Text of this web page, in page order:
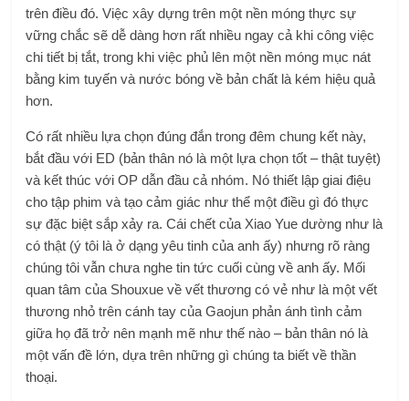
trên điều đó. Việc xây dựng trên một nền móng thực sự
vững chắc sẽ dễ dàng hơn rất nhiều ngay cả khi công việc
chi tiết bị tắt, trong khi việc phủ lên một nền móng mục nát
bằng kim tuyến và nước bóng về bản chất là kém hiệu quả
hơn.
Có rất nhiều lựa chọn đúng đắn trong đêm chung kết này,
bắt đầu với ED (bản thân nó là một lựa chọn tốt – thật tuyệt)
và kết thúc với OP dẫn đầu cả nhóm. Nó thiết lập giai điệu
cho tập phim và tạo cảm giác như thể một điều gì đó thực
sự đặc biệt sắp xảy ra. Cái chết của Xiao Yue dường như là
có thật (ý tôi là ở dạng yêu tinh của anh ấy) nhưng rõ ràng
chúng tôi vẫn chưa nghe tin tức cuối cùng về anh ấy. Mối
quan tâm của Shouxue về vết thương có vẻ như là một vết
thương nhỏ trên cánh tay của Gaojun phản ánh tình cảm
giữa họ đã trở nên mạnh mẽ như thế nào – bản thân nó là
một vấn đề lớn, dựa trên những gì chúng ta biết về thần
thoại.